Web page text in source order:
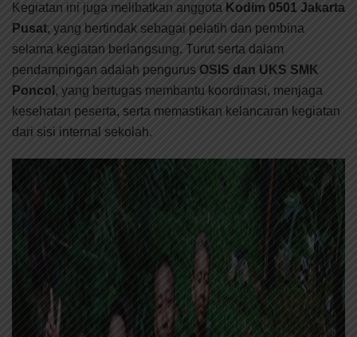
Kegiatan ini juga melibatkan anggota Kodim 0501 Jakarta
Pusat, yang bertindak sebagai pelatih dan pembina
selama kegiatan berlangsung. Turut serta dalam
pendampingan adalah pengurus OSIS dan UKS SMK
Poncol , yang bertugas membantu koordinasi, menjaga
kesehatan peserta, serta memastikan kelancaran kegiatan
dari sisi internal sekolah.